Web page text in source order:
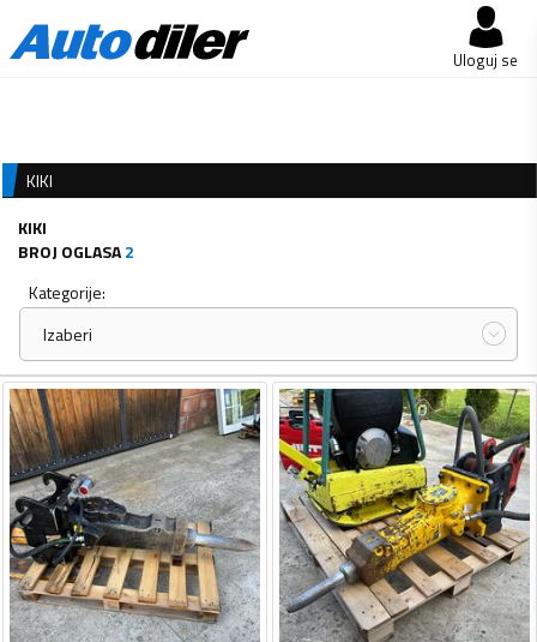
Uloguj se
KIKI
KIKI
BROJ OGLASA2
Kategorije:
Izaberi